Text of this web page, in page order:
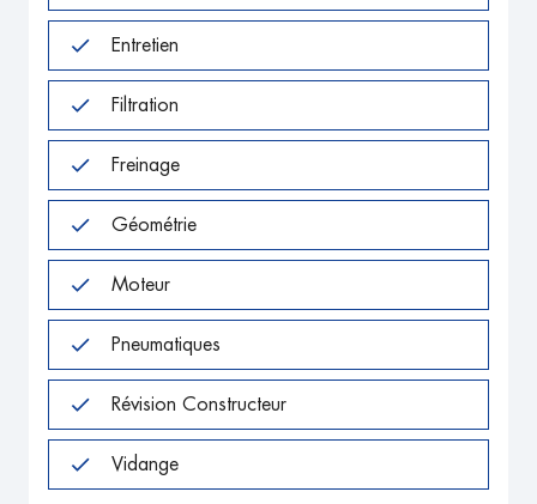
Entretien
Filtration
Freinage
Géométrie
Moteur
Pneumatiques
Révision Constructeur
Vidange